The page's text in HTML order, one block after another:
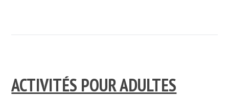
ACTIVITÉS POUR ADULTES